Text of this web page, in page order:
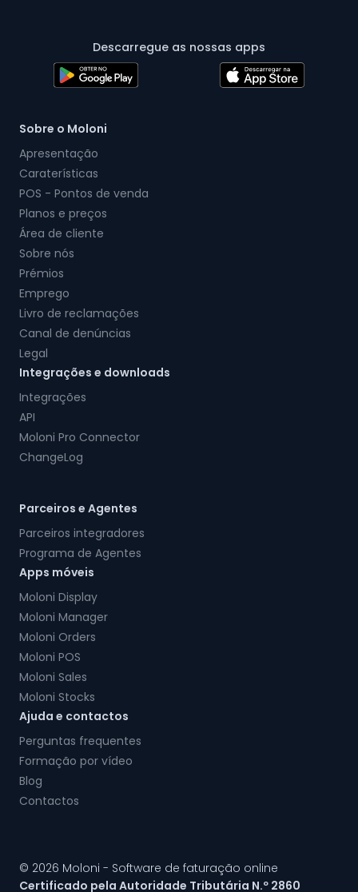
Descarregue as nossas apps
Sobre o Moloni
Apresentação
Caraterísticas
POS - Pontos de venda
Planos e preços
Área de cliente
Sobre nós
Prémios
Emprego
Livro de reclamações
Canal de denúncias
Legal
Integrações e downloads
Integrações
API
Moloni Pro Connector
ChangeLog
Parceiros e Agentes
Parceiros integradores
Programa de Agentes
Apps móveis
Moloni Display
Moloni Manager
Moloni Orders
Moloni POS
Moloni Sales
Moloni Stocks
Ajuda e contactos
Perguntas frequentes
Formação por vídeo
Blog
Contactos
© 2026 Moloni - Software de faturação online
Certificado pela Autoridade Tributária N.º 2860